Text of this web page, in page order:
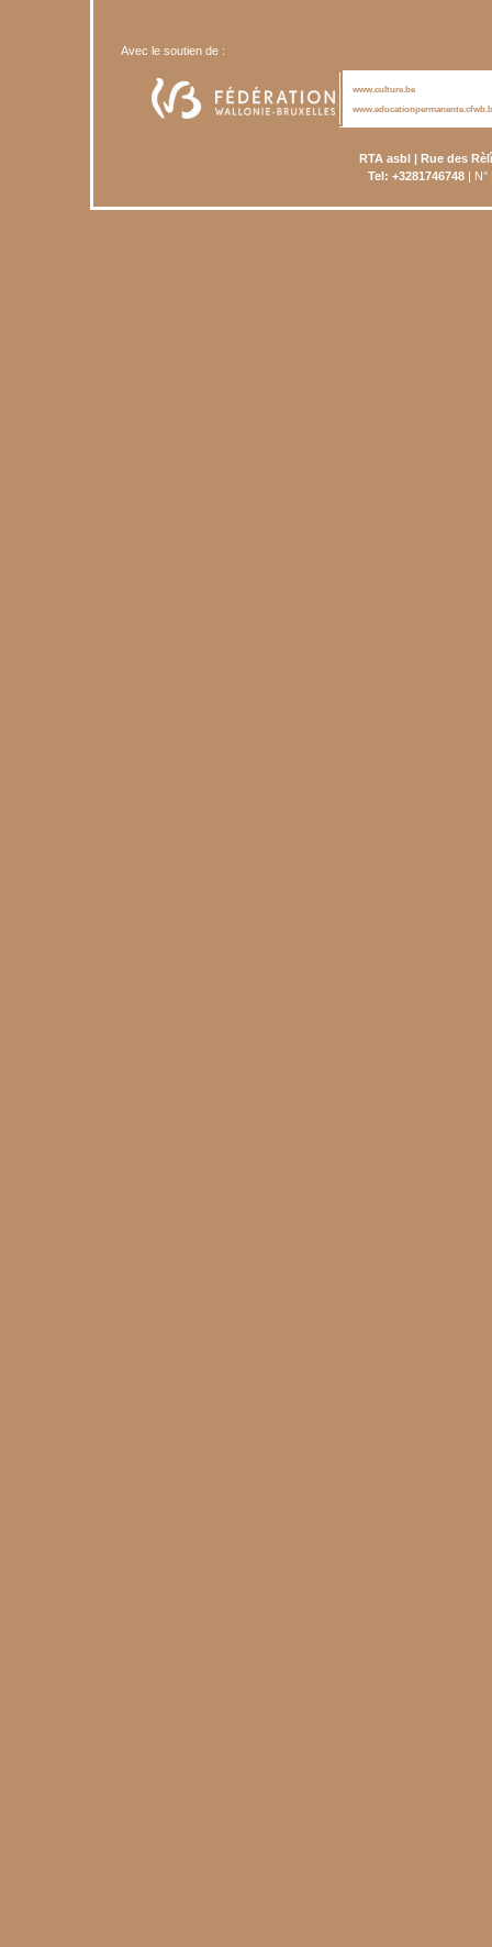
Avec le soutien de :
www.culture.be
RTA asbl | Rue des
Tel: +3281746748| N°